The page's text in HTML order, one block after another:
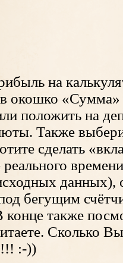
на
окошко «Сумма»
положить на
Также
сделать
данных),
бегущим
конце также
Сколько
:-))